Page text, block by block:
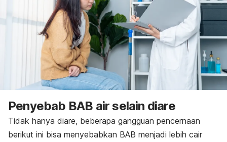
Penyebab BAB air selain diare
Tidak hanya diare, beberapa gangguan pencernaan
berikut ini bisa menyebabkan BAB menjadi lebih cair